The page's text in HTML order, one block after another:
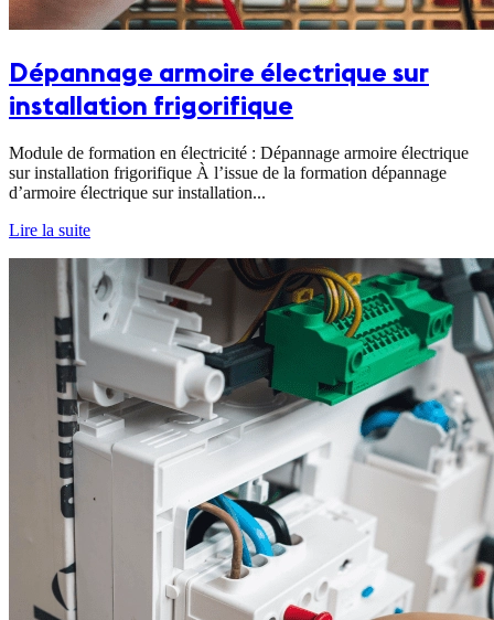
Dépannage armoire électrique sur
installation frigorifique
Module de formation en électricité : Dépannage armoire électrique
sur installation frigorifique À l’issue de la formation dépannage
d’armoire électrique sur installation...
Lire la suite